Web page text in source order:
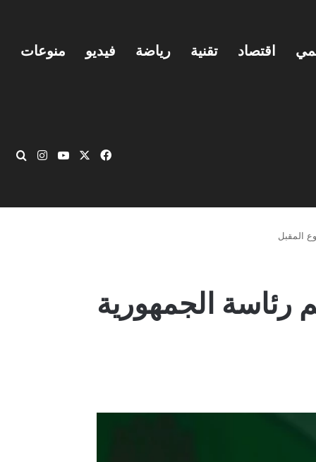
اقتصاد تقنية رياضة فيديو منوعات
فيسبوك ‫YouTube
المقبل
الجمهورية